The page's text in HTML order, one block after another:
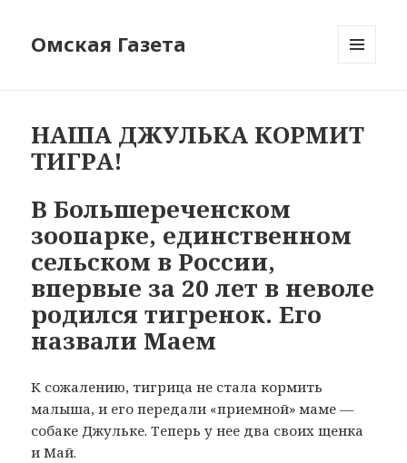
Омская Газета
НАША ДЖУЛЬКА КОРМИТ
ТИГРА!
В Большереченском
зоопарке, единственном
сельском в России,
впервые за 20 лет в неволе
родился тигренок. Его
назвали Маем
К сожалению, тигрица не стала кормить
малыша, и его передали «приемной» маме —
собаке Джульке. Теперь у нее два своих щенка
и Май.